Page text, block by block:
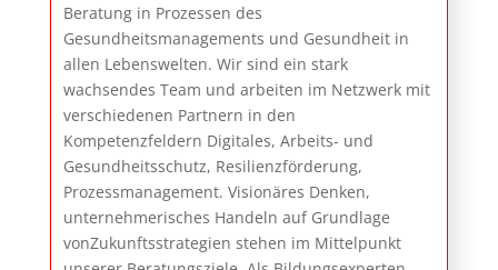
Beratung in Prozessen des
Gesundheitsmanagements und Gesundheit in
allen Lebenswelten. Wir sind ein stark
wachsendes Team und arbeiten im Netzwerk mit
verschiedenen Partnern in den
Kompetenzfeldern Digitales, Arbeits- und
Gesundheitsschutz, Resilienzförderung,
Prozessmanagement. Visionäres Denken,
unternehmerisches Handeln auf Grundlage
vonZukunftsstrategien stehen im Mittelpunkt